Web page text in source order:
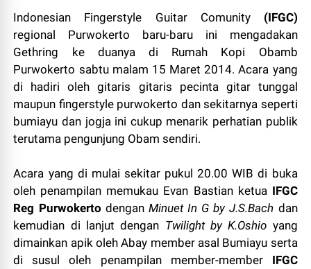
Indonesian Fingerstyle Guitar Comunity(IFGC)
regional Purwokerto baru-baru ini mengadakan
Gethring ke duanya di Rumah Kopi Obamb
Purwokerto sabtu malam 15 Maret 2014. Acara yang
di hadiri oleh gitaris gitaris pecinta gitar tunggal
maupun fingerstyle purwokerto dan sekitarnya seperti
bumiayu dan jogja ini cukup menarik perhatian publik
terutama pengunjung Obam sendiri.
Acara yang di mulai sekitar pukul 20.00 WIB di buka
oleh penampilan memukau Evan Bastian ketua IFGC
Reg Purwokerto dengan Minuet In G by J.S.Bach dan
kemudian di lanjut dengan Twilight by K.Oshio yang
dimainkan apik oleh Abay member asal Bumiayu serta
di susul oleh penampilan member-member IFGC